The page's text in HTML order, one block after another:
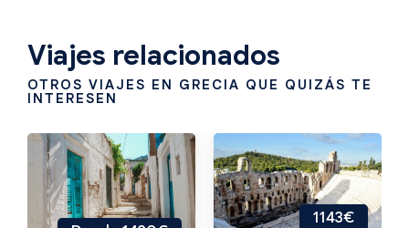
Viajes relacionados
OTROS VIAJES EN GRECIA QUE QUIZÁS TE
INTERESEN
1143€